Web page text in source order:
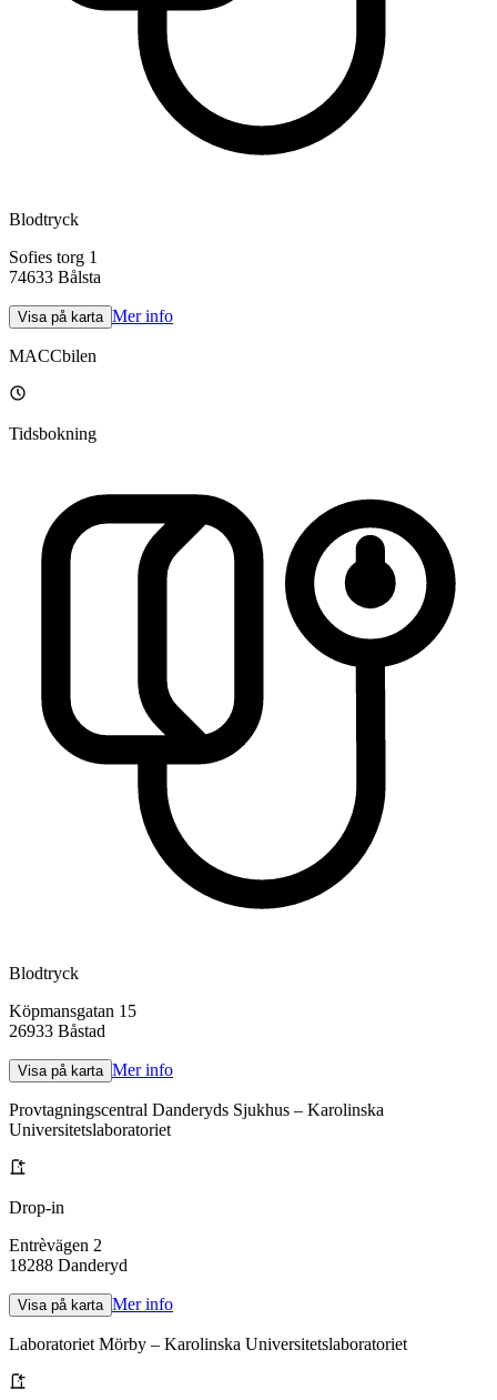
Blodtryck
Sofies torg 1
74633 Bålsta
Visa på karta Mer info
MACCbilen
Tidsbokning
Blodtryck
Köpmansgatan 15
26933 Båstad
Visa på karta Mer info
Provtagningscentral Danderyds Sjukhus – Karolinska
Universitetslaboratoriet
Drop-in
Entrèvägen 2
18288 Danderyd
Visa på karta Mer info
Laboratoriet Mörby – Karolinska Universitetslaboratoriet